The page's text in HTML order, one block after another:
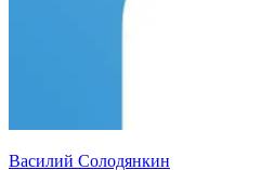
Василий Солодянкин